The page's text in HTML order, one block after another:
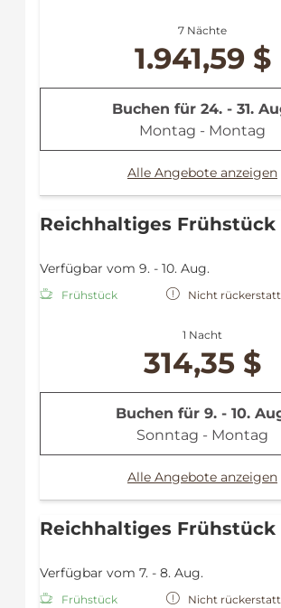
Minikühlschrank
Dusche
Handtücher
Bademantel
7 Nächte
1.941,59 $
Buchen für 24. - 31.
Montag - Montag
Alle Angebote anzeigen
Reichhaltiges Frühstück
Verfügbar vom 9. - 10. Aug.
Frühstück Nicht
1 Nacht
314,35 $
Buchen für 9. - 10.
Sonntag - Montag
Alle Angebote anzeigen
Reichhaltiges Frühstück
Verfügbar vom 7. - 8. Aug.
Frühstück Nicht